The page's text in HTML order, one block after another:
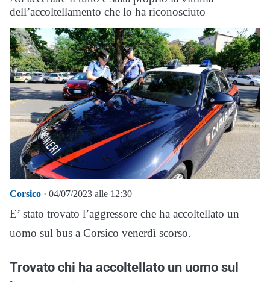
dell’accoltellamento che lo ha riconosciuto
Corsico · 04/07/2023 alle 12:30
E’ stato trovato l’aggressore che ha accoltellato un
uomo sul bus a Corsico venerdì scorso.
Trovato chi ha accoltellato un uomo sul